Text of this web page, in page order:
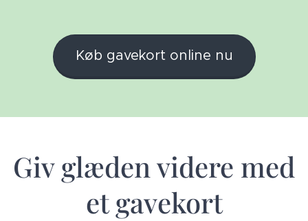
Køb gavekort online nu
Giv glæden videre med
et gavekort